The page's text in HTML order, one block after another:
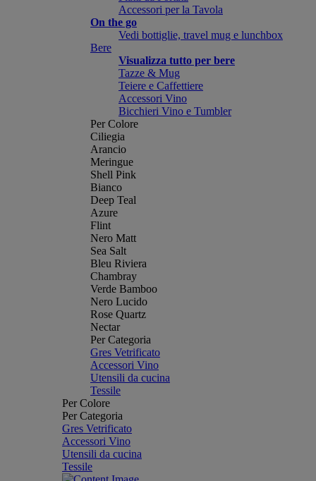
Accessori per la Tavola
On the go
Vedi bottiglie, travel mug e lunchbox
Bere
Visualizza tutto per bere
Tazze & Mug
Teiere e Caffettiere
Accessori Vino
Bicchieri Vino e Tumbler
Per Colore
Ciliegia
Arancio
Meringue
Shell Pink
Bianco
Deep Teal
Azure
Flint
Nero Matt
Sea Salt
Bleu Riviera
Chambray
Verde Bamboo
Nero Lucido
Rose Quartz
Nectar
Per Categoria
Gres Vetrificato
Accessori Vino
Utensili da cucina
Tessile
Per Colore
Per Categoria
Gres Vetrificato
Accessori Vino
Utensili da cucina
Tessile